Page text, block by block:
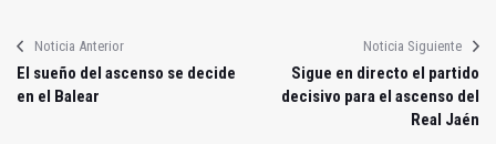
Noticia Anterior
El sueño del ascenso se decide
en el Balear
Noticia Siguiente
Sigue en directo el partido
decisivo para el ascenso del
Real Jaén